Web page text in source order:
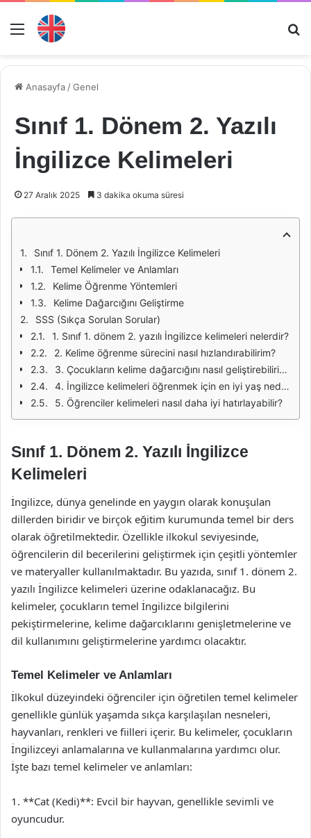
Menü
Anasayfa /Genel
Sınıf 1. Dönem 2. Yazılı
İngilizce Kelimeleri
27 Aralık 2025 3 dakika okuma süresi
Sınıf 1. Dönem 2. Yazılı İngilizce Kelimeleri
Temel Kelimeler ve Anlamları
Kelime Öğrenme Yöntemleri
Kelime Dağarcığını Geliştirme
SSS (Sıkça Sorulan Sorular)
1. Sınıf 1. dönem 2. yazılı İngilizce kelimeleri nelerdir?
2. Kelime öğrenme sürecini nasıl hızlandırabilirim?
3. Çocukların kelime dağarcığını nasıl geliştirebilirim?
4. İngilizce kelimeleri öğrenmek için en iyi yaş nedir?
5. Öğrenciler kelimeleri nasıl daha iyi hatırlayabilir?
Sınıf 1. Dönem 2. Yazılı İngilizce
Kelimeleri
İngilizce, dünya genelinde en yaygın olarak konuşulan
dillerden biridir ve birçok eğitim kurumunda temel bir ders
olarak öğretilmektedir. Özellikle ilkokul seviyesinde,
öğrencilerin dil becerilerini geliştirmek için çeşitli yöntemler
ve materyaller kullanılmaktadır. Bu yazıda, sınıf 1. dönem 2.
yazılı İngilizce kelimeleri üzerine odaklanacağız. Bu
kelimeler, çocukların temel İngilizce bilgilerini
pekiştirmelerine, kelime dağarcıklarını genişletmelerine ve
dil kullanımını geliştirmelerine yardımcı olacaktır.
Temel Kelimeler ve Anlamları
İlkokul düzeyindeki öğrenciler için öğretilen temel kelimeler
genellikle günlük yaşamda sıkça karşılaşılan nesneleri,
hayvanları, renkleri ve fiilleri içerir. Bu kelimeler, çocukların
İngilizceyi anlamalarına ve kullanmalarına yardımcı olur.
İşte bazı temel kelimeler ve anlamları:
1. **Cat (Kedi)**: Evcil bir hayvan, genellikle sevimli ve
oyuncudur.